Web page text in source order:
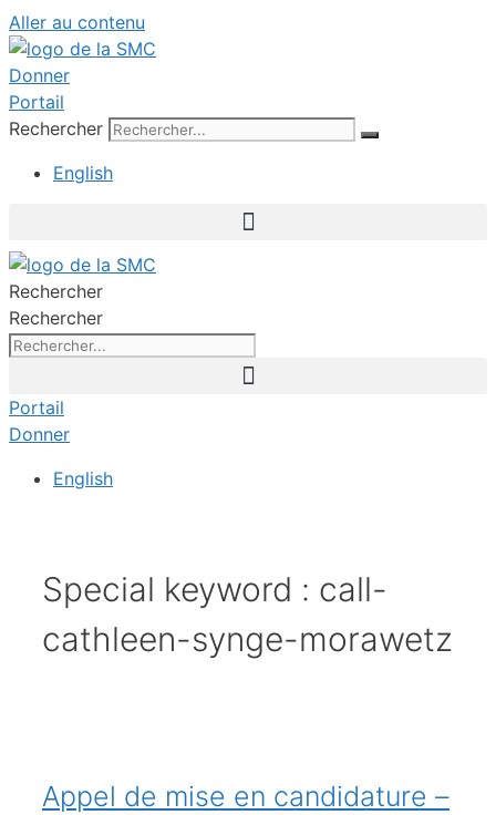
Aller au contenu
Donner
Portail
Rechercher
English
Rechercher
Rechercher
Portail
Donner
English
Special keyword : call-
cathleen-synge-morawetz
Appel de mise en candidature –